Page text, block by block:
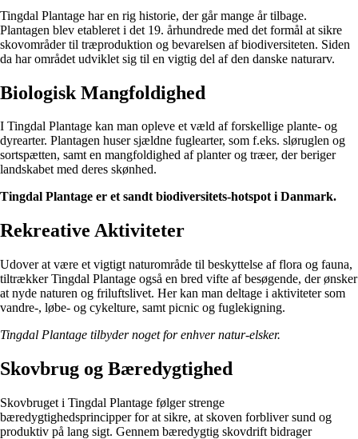
Tingdal Plantage har en rig historie, der går mange år tilbage.
Plantagen blev etableret i det 19. århundrede med det formål at sikre
skovområder til træproduktion og bevarelsen af biodiversiteten. Siden
da har området udviklet sig til en vigtig del af den danske naturarv.
Biologisk Mangfoldighed
I Tingdal Plantage kan man opleve et væld af forskellige plante- og
dyrearter. Plantagen huser sjældne fuglearter, som f.eks. sløruglen og
sortspætten, samt en mangfoldighed af planter og træer, der beriger
landskabet med deres skønhed.
Tingdal Plantage er et sandt biodiversitets-hotspot i Danmark.
Rekreative Aktiviteter
Udover at være et vigtigt naturområde til beskyttelse af flora og fauna,
tiltrækker Tingdal Plantage også en bred vifte af besøgende, der ønsker
at nyde naturen og friluftslivet. Her kan man deltage i aktiviteter som
vandre-, løbe- og cykelture, samt picnic og fuglekigning.
Tingdal Plantage tilbyder noget for enhver natur-elsker.
Skovbrug og Bæredygtighed
Skovbruget i Tingdal Plantage følger strenge
bæredygtighedsprincipper for at sikre, at skoven forbliver sund og
produktiv på lang sigt. Gennem bæredygtig skovdrift bidrager